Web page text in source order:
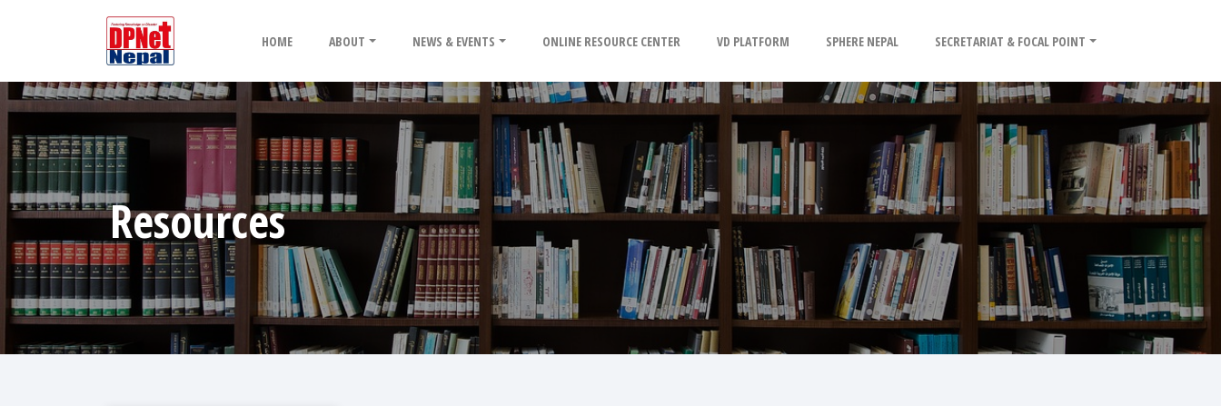
HOME ABOUT NEWS & EVENTS ONLINE RESOURCE CENTER VD PLATFORM SPHERE NEPAL SECRETARIAT & FOCAL POINT
Resources